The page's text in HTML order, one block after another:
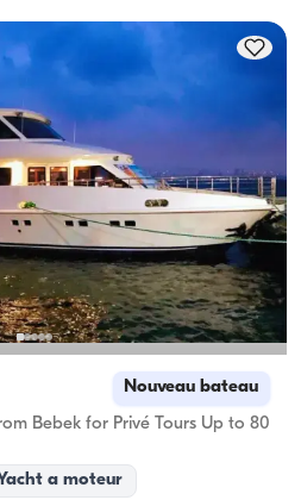
; pour les locations à la
navigation s'applique.
Nouveau bateau
Bebek for Privé Tours Up to 80
a moteur